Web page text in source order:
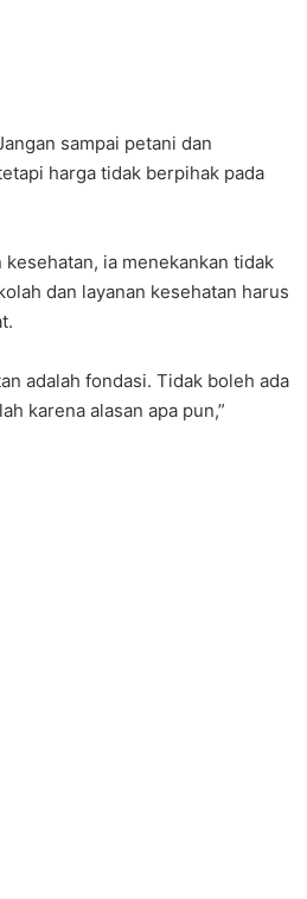
sampai petani dan
harga tidak berpihak pada
ia menekankan tidak
dan layanan kesehatan harus
adalah fondasi. Tidak boleh ada
karena alasan apa pun,”